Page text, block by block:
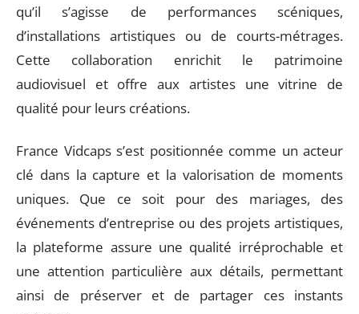
qu’il s’agisse de performances scéniques,
d’installations artistiques ou de courts-métrages.
Cette collaboration enrichit le patrimoine
audiovisuel et offre aux artistes une vitrine de
qualité pour leurs créations.
France Vidcaps s’est positionnée comme un acteur
clé dans la capture et la valorisation de moments
uniques. Que ce soit pour des mariages, des
événements d’entreprise ou des projets artistiques,
la plateforme assure une qualité irréprochable et
une attention particulière aux détails, permettant
ainsi de préserver et de partager ces instants